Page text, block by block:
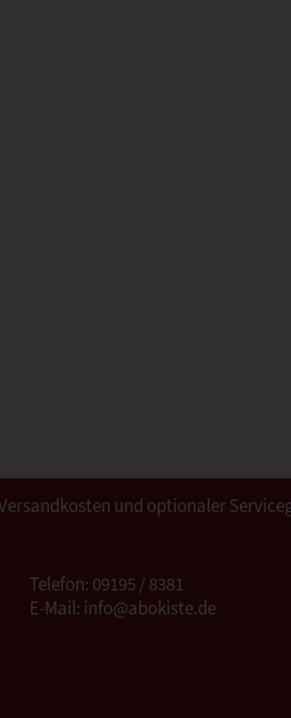
und optionaler
Telefon: 09195 / 8381
E-Mail: info@abokiste.de